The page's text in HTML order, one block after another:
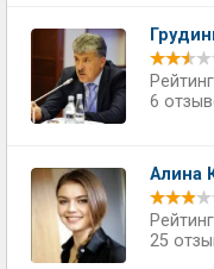
6
Алина
25